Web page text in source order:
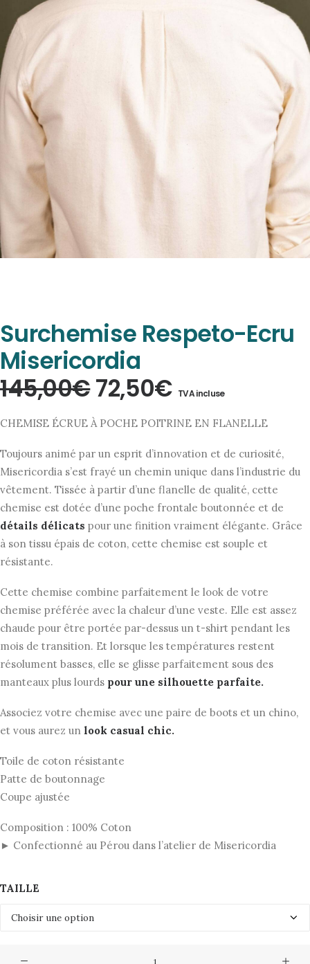
Surchemise Respeto-Ecru
Misericordia
145,00€Le
prix
initial
était :
145,00€.
72,50€Le
prix
actuel
est :
72,50€.
TVA incluse
CHEMISE ÉCRUE À POCHE POITRINE EN FLANELLE
Toujours animé par un esprit d’innovation et de curiosité,
Misericordia s’est frayé un chemin unique dans l’industrie du
vêtement. Tissée à partir d’une flanelle de qualité, cette
chemise est dotée d’une poche frontale boutonnée et de
détails délicats pour une finition vraiment élégante. Grâce
à son tissu épais de coton, cette chemise est souple et
résistante.
Cette chemise combine parfaitement le look de votre
chemise préférée avec la chaleur d’une veste. Elle est assez
chaude pour être portée par-dessus un t-shirt pendant les
mois de transition. Et lorsque les températures restent
résolument basses, elle se glisse parfaitement sous des
manteaux plus lourds pour une silhouette parfaite.
Associez votre chemise avec une paire de boots et un chino,
et vous aurez un look casual chic.
Toile de coton résistante
Patte de boutonnage
Coupe ajustée
Composition : 100% Coton
► Confectionné au Pérou dans l’atelier de Misericordia
TAILLE